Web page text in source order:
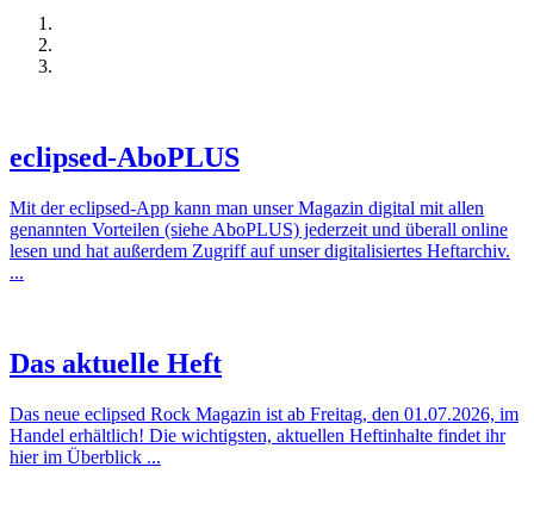
eclipsed-AboPLUS
Mit der eclipsed-App kann man unser Magazin digital mit allen
genannten Vorteilen (siehe AboPLUS) jederzeit und überall online
lesen und hat außerdem Zugriff auf unser digitalisiertes Heftarchiv.
...
Das aktuelle Heft
Das neue eclipsed Rock Magazin ist ab Freitag, den 01.07.2026, im
Handel erhältlich! Die wichtigsten, aktuellen Heftinhalte findet ihr
hier im Überblick ...